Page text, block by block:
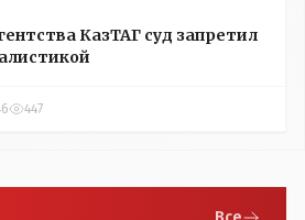
КазТАГ суд запретил
447